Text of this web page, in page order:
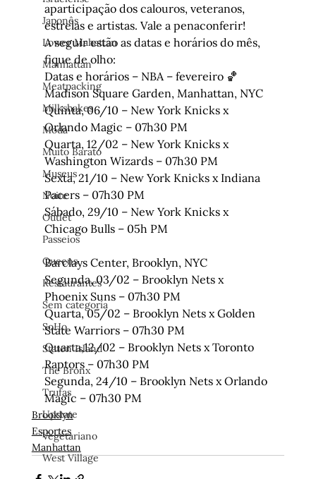
Japonês
Lower Mahattan
Manhattan
Meatpacking
Milkshakes
Moda
Muito Barato
Museus
Noite
Outlet
Passeios
Queens
Restaurantes
Sem categoria
SoHo
Staten Island
The Bronx
Trufas
Upstate
Vegetariano
West Village
aparticipação dos calouros, veteranos,
estrelas e artistas. Vale a penaconferir!
A seguir estão as datas e horários do mês,
fique de olho:
Datas e horários – NBA – fevereiro
Madison Square Garden, Manhattan, NYC
Quinta, 06/10 – New York Knicks x
Orlando Magic – 07h30 PM
Quarta, 12/02 – New York Knicks x
Washington Wizards – 07h30 PM
Sexta, 21/10 – New York Knicks x Indiana
Pacers – 07h30 PM
Sábado, 29/10 – New York Knicks x
Chicago Bulls – 05h PM
Barclays Center, Brooklyn, NYC
Segunda, 03/02 – Brooklyn Nets x
Phoenix Suns – 07h30 PM
Quarta, 05/02 – Brooklyn Nets x Golden
State Warriors – 07h30 PM
Quarta,12/02 – Brooklyn Nets x Toronto
Raptors – 07h30 PM
Segunda, 24/10 – Brooklyn Nets x Orlando
Magic – 07h30 PM
Brooklyn
Esportes
Manhattan